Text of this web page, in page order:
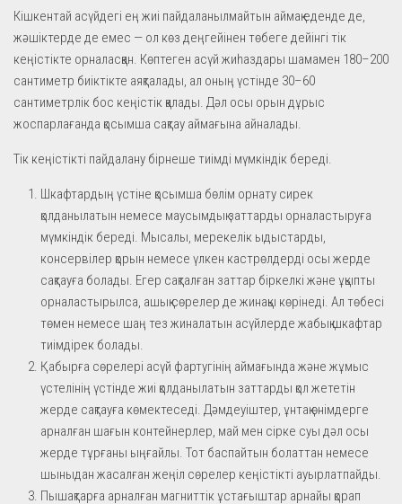
Кішкентай асүйдегі ең жиі пайдаланылмайтын аймақ еденде де,
жәшіктерде де емес — ол көз деңгейінен төбеге дейінгі тік
кеңістікте орналасқан. Көптеген асүй жиһаздары шамамен 180–200
сантиметр биіктікте аяқталады, ал оның үстінде 30–60
сантиметрлік бос кеңістік қалады. Дәл осы орын дұрыс
жоспарлағанда қосымша сақтау аймағына айналады.
Тік кеңістікті пайдалану бірнеше тиімді мүмкіндік береді.
Шкафтардың үстіне қосымша бөлім орнату сирек
қолданылатын немесе маусымдық заттарды орналастыруға
мүмкіндік береді. Мысалы, мерекелік ыдыстарды,
консервілер қорын немесе үлкен кастрөлдерді осы жерде
сақтауға болады. Егер сақталған заттар біркелкі және ұқыпты
орналастырылса, ашық сөрелер де жинақы көрінеді. Ал төбесі
төмен немесе шаң тез жиналатын асүйлерде жабық шкафтар
тиімдірек болады.
Қабырға сөрелері асүй фартугінің аймағында және жұмыс
үстелінің үстінде жиі қолданылатын заттарды қол жететін
жерде сақтауға көмектеседі. Дәмдеуіштер, ұнтақ өнімдерге
арналған шағын контейнерлер, май мен сірке суы дәл осы
жерде тұрғаны ыңғайлы. Тот баспайтын болаттан немесе
шыныдан жасалған жеңіл сөрелер кеңістікті ауырлатпайды.
Пышақтарға арналған магниттік ұстағыштар арнайы қорап